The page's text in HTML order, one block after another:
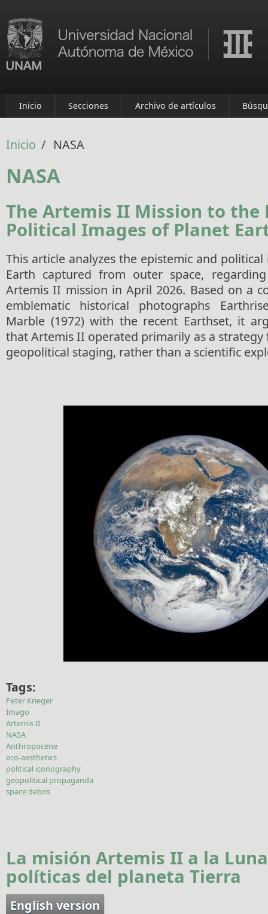
Inicio Secciones Archivo de artículos
Inicio / NASA
NASA
The Artemis II Mission to the
Political Images of Planet
This article analyzes the epistemic and
Earth captured from outer space,
Artemis II mission in April 2026. Based on a
emblematic historical photographs
Marble (1972) with the recent Earthset, it
that Artemis II operated primarily as a
geopolitical staging, rather than a scientific
Tags:
Peter Krieger
Imago
Artemis II
NASA
Anthropocene
eco-aesthetics
political iconography
geopolitical propaganda
space debris
La misión Artemis II a la
políticas del planeta Tierra
English version